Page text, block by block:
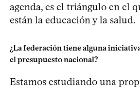
agenda, es el triángulo en el
están la educación y la salud.
¿La federación tiene alguna
el presupuesto nacional?
Estamos estudiando una